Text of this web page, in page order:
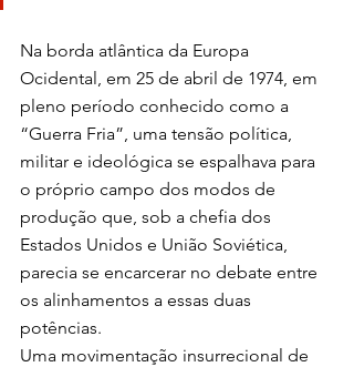
Na borda atlântica da Europa
Ocidental, em 25 de abril de 1974, em
pleno período conhecido como a
“Guerra Fria”, uma tensão política,
militar e ideológica se espalhava para
o próprio campo dos modos de
produção que, sob a chefia dos
Estados Unidos e União Soviética,
parecia se encarcerar no debate entre
os alinhamentos a essas duas
potências.
Uma movimentação insurrecional de